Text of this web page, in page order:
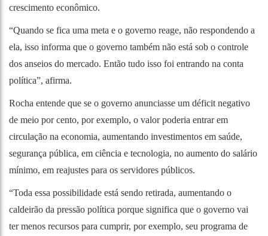
crescimento econômico.
“Quando se fica uma meta e o governo reage, não respondendo a
ela, isso informa que o governo também não está sob o controle
dos anseios do mercado. Então tudo isso foi entrando na conta
política”, afirma.
Rocha entende que se o governo anunciasse um déficit negativo
de meio por cento, por exemplo, o valor poderia entrar em
circulação na economia, aumentando investimentos em saúde,
segurança pública, em ciência e tecnologia, no aumento do salário
mínimo, em reajustes para os servidores públicos.
“Toda essa possibilidade está sendo retirada, aumentando o
caldeirão da pressão política porque significa que o governo vai
ter menos recursos para cumprir, por exemplo, seu programa de